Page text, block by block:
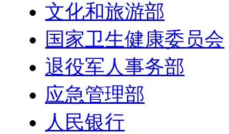
文化和旅游部
国家卫生健康委员会
退役军人事务部
应急管理部
人民银行